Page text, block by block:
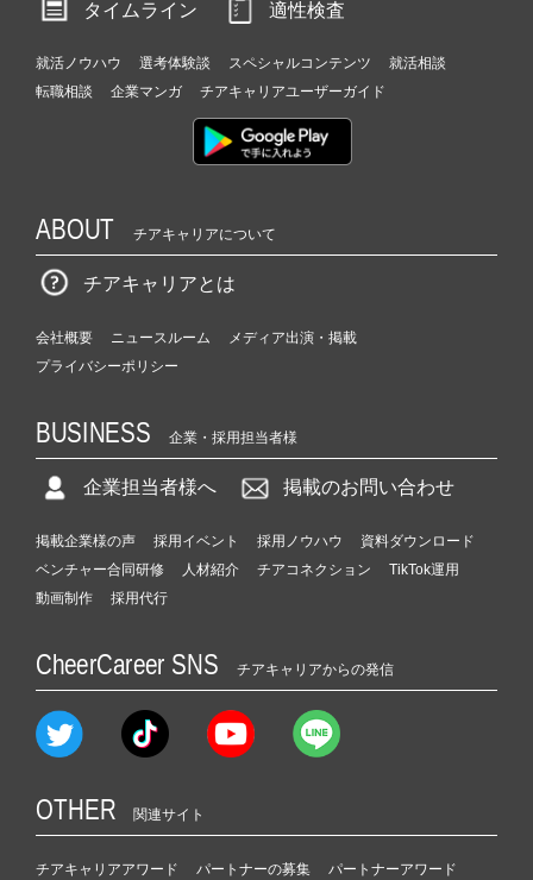
タイムライン
適性検査
就活ノウハウ 選考体験談 スペシャルコンテンツ
就活相談
転職相談
企業マンガ チアキャリアユーザーガイド
ABOUT チアキャリアについて
チアキャリアとは
会社概要 ニュースルーム
メディア出演・掲載
プライバシーポリシー
BUSINESS 企業・採用担当者様
企業担当者様へ 掲載のお問い合わせ
掲載企業様の声 採用イベント 採用ノウハウ
資料ダウンロード
ベンチャー合同研修
人材紹介 チアコネクション
TikTok運用
動画制作
採用代行
CheerCareer SNS チアキャリアからの発信
OTHER 関連サイト
チアキャリアアワード パートナーの募集 パートナーアワード